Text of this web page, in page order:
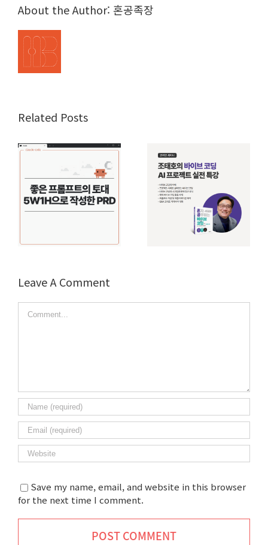
About the Author: 혼공족장
Related Posts
Leave A Comment
Save my name, email, and website in this browser
for the next time I comment.